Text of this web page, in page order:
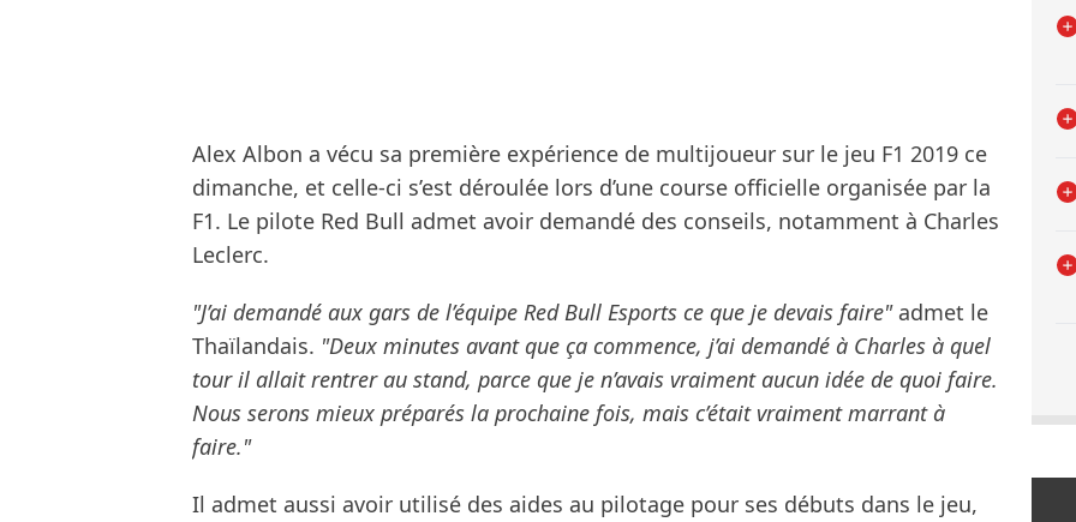
Alex Albon a vécu sa première expérience de multijoueur sur le jeu F1 2019 ce
dimanche, et celle-ci s’est déroulée lors d’une course officielle organisée par la
F1. Le pilote Red Bull admet avoir demandé des conseils, notamment à Charles
Leclerc.
"J’ai demandé aux gars de l’équipe Red Bull Esports ce que je devais faire"admet le
Thaïlandais. "Deux minutes avant que ça commence, j’ai demandé à Charles à quel
tour il allait rentrer au stand, parce que je n’avais vraiment aucun idée de quoi faire.
Nous serons mieux préparés la prochaine fois, mais c’était vraiment marrant à
faire."
Il admet aussi avoir utilisé des aides au pilotage pour ses débuts dans le jeu,